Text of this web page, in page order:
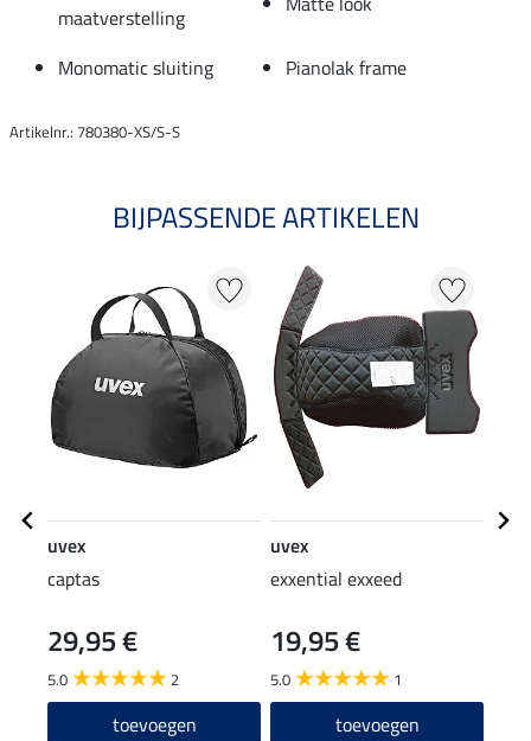
maatverstelling
Monomatic sluiting Pianolak frame
Artikelnr.: 780380-XS/S-S
BIJPASSENDE ARTIKELEN
uvex
captas
29,95 €
5.0 2
toevoegen
uvex
exxential exxeed
19,95 €
5.0 1
toevoegen